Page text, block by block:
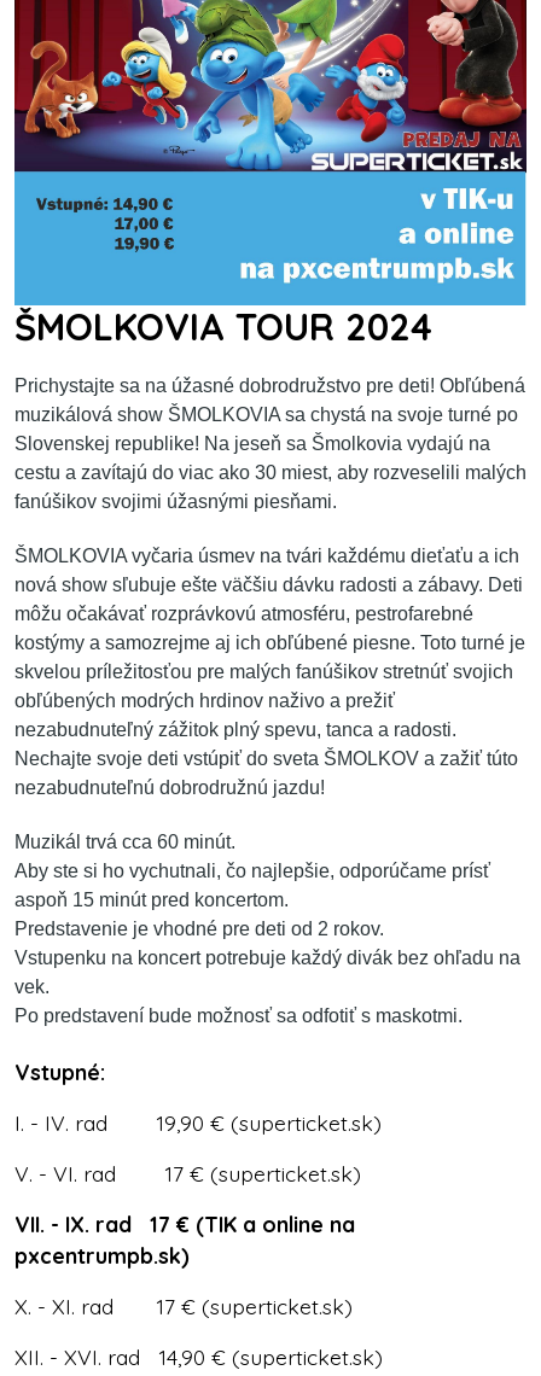
ŠMOLKOVIA TOUR 2024
Prichystajte sa na úžasné dobrodružstvo pre deti! Obľúbená
muzikálová show ŠMOLKOVIA sa chystá na svoje turné po
Slovenskej republike! Na jeseň sa Šmolkovia vydajú na
cestu a zavítajú do viac ako 30 miest, aby rozveselili malých
fanúšikov svojimi úžasnými piesňami.
ŠMOLKOVIA vyčaria úsmev na tvári každému dieťaťu a ich
nová show sľubuje ešte väčšiu dávku radosti a zábavy. Deti
môžu očakávať rozprávkovú atmosféru, pestrofarebné
kostýmy a samozrejme aj ich obľúbené piesne. Toto turné je
skvelou príležitosťou pre malých fanúšikov stretnúť svojich
obľúbených modrých hrdinov naživo a prežiť
nezabudnuteľný zážitok plný spevu, tanca a radosti.
Nechajte svoje deti vstúpiť do sveta ŠMOLKOV a zažiť túto
nezabudnuteľnú dobrodružnú jazdu!
Muzikál trvá cca 60 minút.
Aby ste si ho vychutnali, čo najlepšie, odporúčame prísť
aspoň 15 minút pred koncertom.
Predstavenie je vhodné pre deti od 2 rokov.
Vstupenku na koncert potrebuje každý divák bez ohľadu na
vek.
Po predstavení bude možnosť sa odfotiť s maskotmi.
Vstupné:
I. - IV. rad 19,90 € (superticket.sk)
V. - VI. rad 17 € (superticket.sk)
VII. - IX. rad 17 € (TIK a online na
pxcentrumpb.sk)
X. - XI. rad 17 € (superticket.sk)
XII. - XVI. rad 14,90 € (superticket.sk)